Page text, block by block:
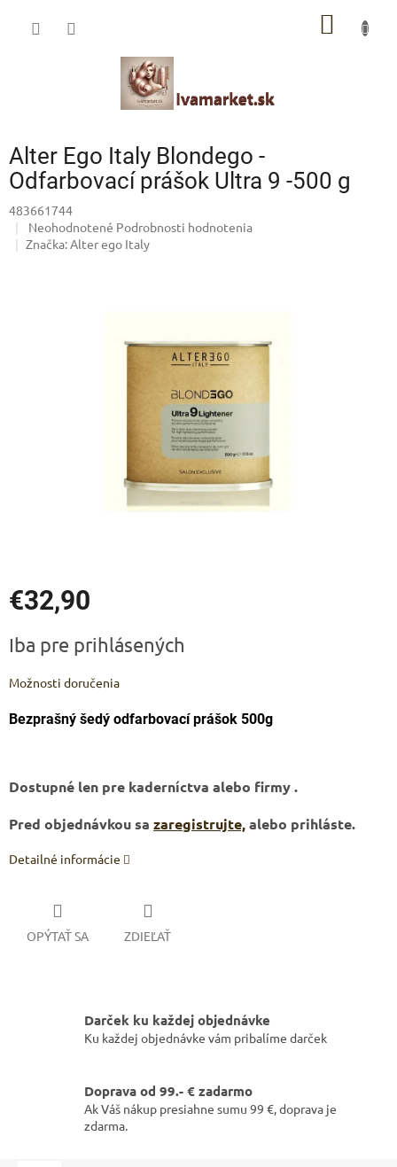
Alter Ego Italy Blondego -
Odfarbovací prášok Ultra 9 -500 g
483661744
Priemerné
hodnotenie
Neohodnotené Podrobnosti hodnotenia
Značka:Alter ego Italy
€32,90
cena:
Iba pre prihlásených
Možnosti doručenia
Bezprašný šedý odfarbovací prášok 500g
Dostupné len pre kaderníctva alebo firmy .
Pred objednávkou sa zaregistrujte,alebo prihláste.
Detailné informácie
OPÝTAŤ SA ZDIEĽAŤ
Darček ku každej objednávke
Ku každej objednávke vám pribalíme darček
Doprava od 99.- € zadarmo
Ak Váš nákup presiahne sumu 99 €, doprava je
zdarma.
IVAMARKET poradca